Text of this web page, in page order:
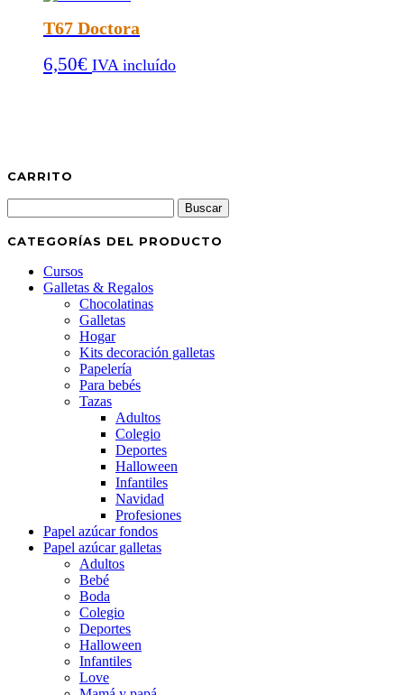
T67 Doctora
6,50€ IVA incluído
CARRITO
CATEGORÍAS DEL PRODUCTO
Cursos
Galletas & Regalos
Chocolatinas
Galletas
Hogar
Kits decoración galletas
Papelería
Para bebés
Tazas
Adultos
Colegio
Deportes
Halloween
Infantiles
Navidad
Profesiones
Papel azúcar fondos
Papel azúcar galletas
Adultos
Bebé
Boda
Colegio
Deportes
Halloween
Infantiles
Love